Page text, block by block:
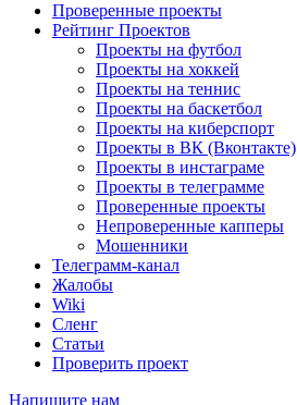
Проверенные проекты
Рейтинг Проектов
Проекты на футбол
Проекты на хоккей
Проекты на теннис
Проекты на баскетбол
Проекты на киберспорт
Проекты в ВК (Вконтакте)
Проекты в инстаграме
Проекты в телеграмме
Проверенные проекты
Непроверенные капперы
Мошенники
Телеграмм-канал
Жалобы
Wiki
Сленг
Статьи
Проверить проект
Напишите нам